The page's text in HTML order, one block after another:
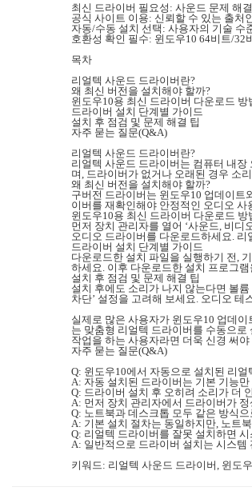
최신 드라이버 필요성: 사운드 문제 해
공식 사이트 이용: 신뢰할 수 있는 출처
자동/수동 설치 선택: 사용자의 기술 수
호환성 확인 필수: 윈도우10 64비트/32
목차
리얼텍 사운드 드라이버란?
왜 최신 버전을 설치해야 할까?
윈도우10용 최신 드라이버 다운로드 방
드라이버 설치 단계별 가이드
설치 후 점검 및 문제 해결 팁
자주 묻는 질문(Q&A)
리얼텍 사운드 드라이버란?
리얼텍 사운드 드라이버는 컴퓨터 내
며, 드라이버가 없거나 오래된 경우 소
왜 최신 버전을 설치해야 할까?
구버전 드라이버는 윈도우10 업데이트
이버를 재확인해야 안정적인 오디오 사
윈도우10용 최신 드라이버 다운로드 방
먼저 장치 관리자를 열어 ‘사운드, 비
오디오 드라이버를 다운로드하세요.
드라이버 설치 단계별 가이드
다운로드한 설치 파일을 실행하기 전,
하세요. 이후 다운로드한 설치 프로그
설치 후 점검 및 문제 해결 팁
설치 후에도 소리가 나지 않는다면 볼
차단’ 설정을 고려해 보세요. 오디오
실제로 많은 사용자가 윈도우10 업데
는 맞춤형 리얼텍 드라이버를 수동으
작업을 하는 사용자라면 더욱 신경 써야
자주 묻는 질문(Q&A)
Q: 윈도우10에서 자동으로 설치된 리
A: 자동 설치된 드라이버는 기본 기능
Q: 드라이버 설치 후 오히려 소리가 더
A: 먼저 장치 관리자에서 드라이버가
Q: 노트북과 데스크톱 모두 같은 방식
A: 기본 설치 절차는 동일하지만, 노트
Q: 리얼텍 드라이버를 잘못 설치하면
A: 일반적으로 드라이버 설치는 시스템
키워드: 리얼텍 사운드 드라이버, 윈도